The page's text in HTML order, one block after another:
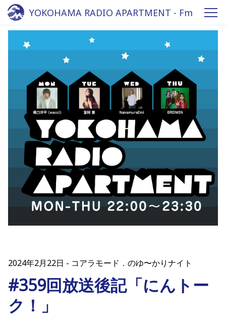
YOKOHAMA RADIO APARTMENT - Fm
yokohama 84.7
2024年2月22日 コアラモード．のゆ〜かりナイト
#359回放送後記「にんトー
ク！」